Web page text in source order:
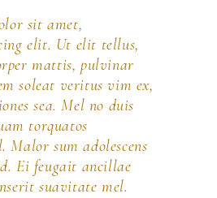
sit amet,
elit. Ut elit tellus,
mattis, pulvinar
soleat veritus vim ex,
sea. Mel no duis
torquatos
Malor sum adolescens
Ei feugait ancillae
suavitate mel.